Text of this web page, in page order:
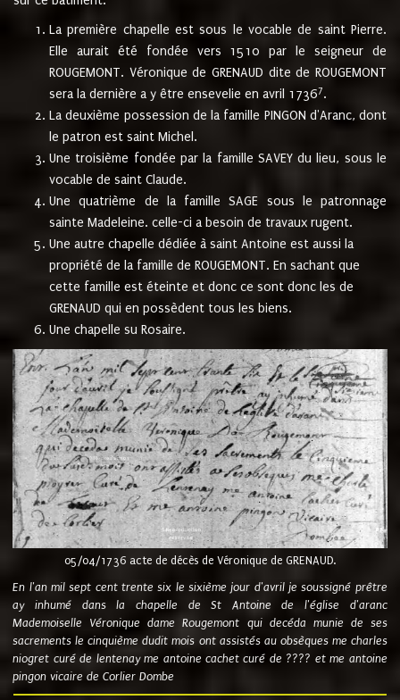
La première chapelle est sous le vocable de saint Pierre.
Elle aurait été fondée vers 1510 par le seigneur de
ROUGEMONT. Véronique de GRENAUD dite de ROUGEMONT
sera la dernière a y être ensevelie en avril 17367.
La deuxième possession de la famille PINGON d'Aranc, dont
le patron est saint Michel.
Une troisième fondée par la famille SAVEY du lieu, sous le
vocable de saint Claude.
Une quatrième de la famille SAGE sous le patronnage
sainte Madeleine. celle-ci a besoin de travaux rugent.
Une autre chapelle dédiée à saint Antoine est aussi la
propriété de la famille de ROUGEMONT. En sachant que
cette famille est éteinte et donc ce sont donc les de
GRENAUD qui en possèdent tous les biens.
Une chapelle su Rosaire.
05/04/1736 acte de décès de Véronique de GRENAUD.
En l'an mil sept cent trente six le sixième jour d'avril je soussigné prêtre
ay inhumé dans la chapelle de St Antoine de l'église d'aranc
Mademoiselle Véronique dame Rougemont qui decéda munie de ses
sacrements le cinquième dudit mois ont assistés au obsèques me charles
niogret curé de lentenay me antoine cachet curé de ???? et me antoine
pingon vicaire de Corlier Dombe